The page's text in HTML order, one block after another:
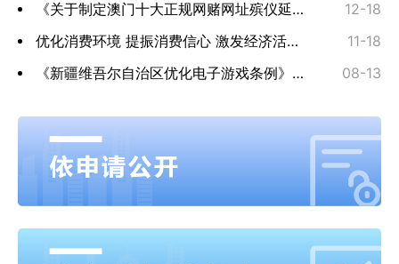
《关于制定澳门十大正规网赌网址殡仪延伸服务和公益性公墓服务收费标准的通知》电子老虎
12-18
优化消费环境 提振消费信心 激发经济活力——五部门有关司局负责同志就《...
11-18
《新疆维吾尔自治区优化电子游戏条例》宣传解读
08-13